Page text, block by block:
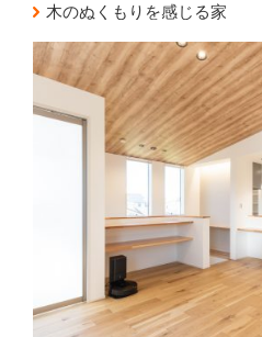
木のぬくもりを感じる家